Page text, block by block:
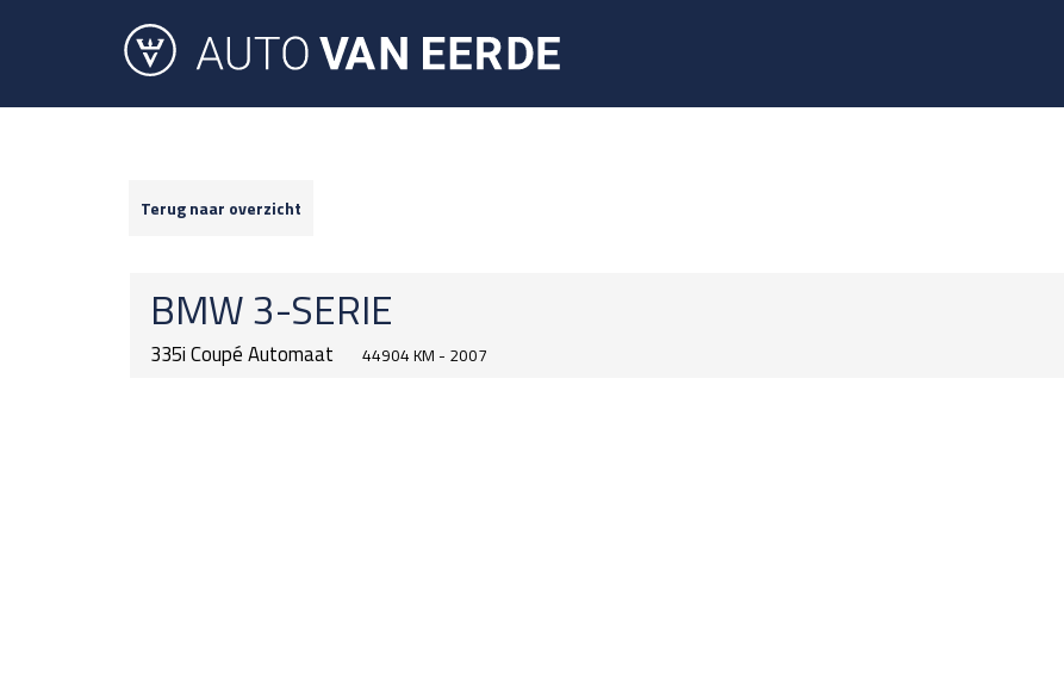
Terug naar overzicht
BMW3-SERIE
335i Coupé Automaat 44904 KM - 2007